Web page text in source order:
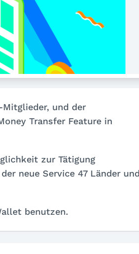
Mitglieder, und der
Transfer Feature in
zur Tätigung
neue Service 47 Länder
benutzen.